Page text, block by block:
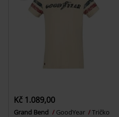
Kč 1.089,00
Grand Bend GoodYear Tričko